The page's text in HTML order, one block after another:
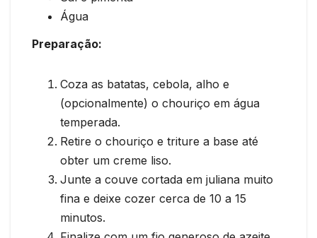
Água
Preparação:
Coza as batatas, cebola, alho e
(opcionalmente) o chouriço em água
temperada.
Retire o chouriço e triture a base até
obter um creme liso.
Junte a couve cortada em juliana muito
fina e deixe cozer cerca de 10 a 15
minutos.